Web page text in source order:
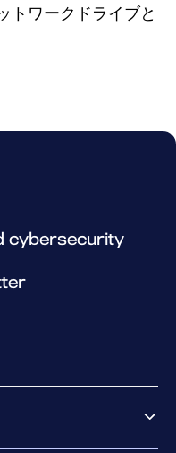
ワークドライブと
cybersecurity